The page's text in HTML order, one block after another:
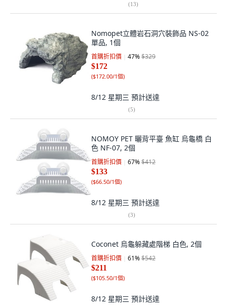
(13)
Nomopet立體岩石洞穴裝飾品 NS-02
單品, 1個
首購折扣價 47%$329
$172
($172.00/1個)
8/12 星期三 預計送達
(5)
NOMOY PET 曬背平臺 魚缸 烏龜橋 白
色 NF-07, 2個
首購折扣價 67%$412
$133
($66.50/1個)
8/12 星期三 預計送達
(3)
Coconet 烏龜躲藏處階梯 白色, 2個
首購折扣價 61%$542
$211
($105.50/1個)
8/12 星期三 預計送達